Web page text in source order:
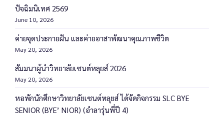
ปัจฉิมนิเทศ 2569
June 10, 2026
ค่ายจุดประกายฝัน และค่ายอาสาพัฒนาคุณภาพชีวิต
May 20, 2026
สัมมนาผู้นำวิทยาลัยเซนต์หลุยส์ 2026
May 20, 2026
หอพักนักศึกษาวิทยาลัยเซนต์หลุยส์ ได้จัดกิจกรรม SLC BYE
SENIOR (BYE’ NIOR) (อำลารุ่นพี่ปี 4)